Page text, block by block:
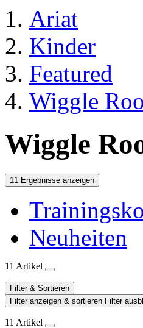
Ariat
Kinder
Featured
Wiggle
Wiggle
11 Ergebnisse anzeigen
Neuheiten
11 Artikel
Filter & Sortieren
Filter anzeigen & sortieren Filter
11 Artikel